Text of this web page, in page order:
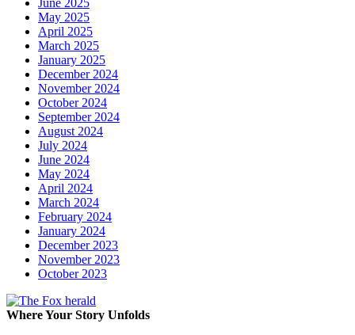
June 2025
May 2025
April 2025
March 2025
January 2025
December 2024
November 2024
October 2024
September 2024
August 2024
July 2024
June 2024
May 2024
April 2024
March 2024
February 2024
January 2024
December 2023
November 2023
October 2023
Where Your Story Unfolds